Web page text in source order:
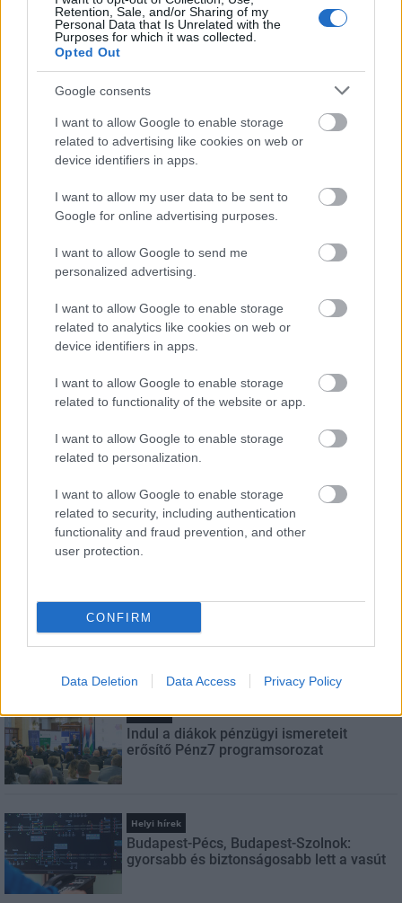
Retention, Sale, and/or Sharing of my
Personal Data that Is Unrelated with the
Purposes for which it was collected.
Opted Out
Google consents
I want to allow Google to enable storage
related to advertising like cookies on web or
device identifiers in apps.
I want to allow my user data to be sent to
Google for online advertising purposes.
I want to allow Google to send me
personalized advertising.
I want to allow Google to enable storage
related to analytics like cookies on web or
device identifiers in apps.
I want to allow Google to enable storage
related to functionality of the website or app.
I want to allow Google to enable storage
related to personalization.
I want to allow Google to enable storage
related to security, including authentication
functionality and fraud prevention, and other
user protection.
CONFIRM
Data Deletion Data Access Privacy Policy
Új gyalogosátkelők és jelzőlámpás
Másfélszeresére bővítik
Hódmezővásárhely jó hírű református
iskoláját
Flórián téri felüljárón
Feliratkozom a hírlevélre és elfogadom azadatvédelmi
szabályzatot!
Aktuális
Indul a diákok pénzügyi ismereteit
erősítő Pénz7 programsorozat
Helyi hírek
Budapest-Pécs, Budapest-Szolnok:
gyorsabb és biztonságosabb lett a vasút